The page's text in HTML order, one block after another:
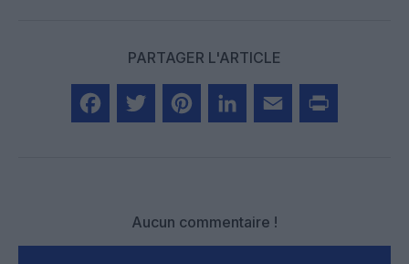
PARTAGER L'ARTICLE
Aucun commentaire !